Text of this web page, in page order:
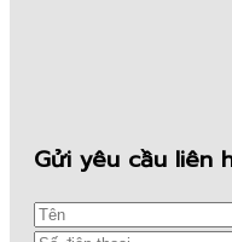
Gửi yêu cầu liên